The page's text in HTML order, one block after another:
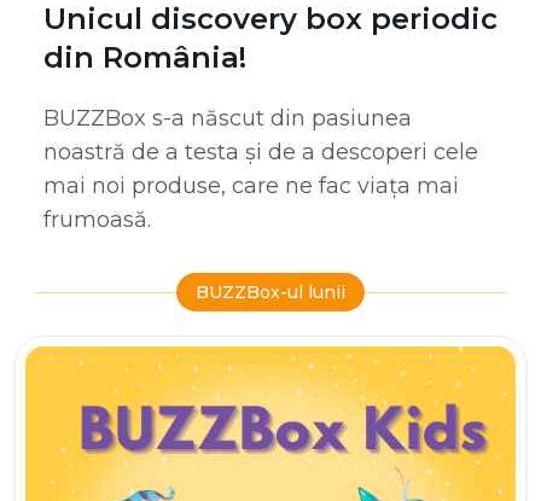
Unicul discovery box periodic
din România!
BUZZBox s-a născut din pasiunea
noastră de a testa și de a descoperi cele
mai noi produse, care ne fac viața mai
frumoasă.
BUZZBox-ul lunii